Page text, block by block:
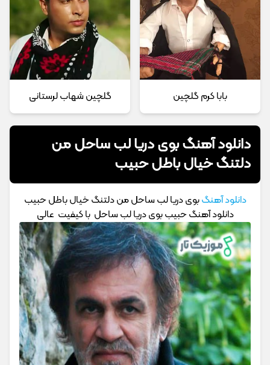
بابا کرم گلچین گلچین شهاب لرستانی
دانلود آهنگ بوی دریا لب ساحل من
دلتنگ خیال باطل حبیب
دانلود آهنگبوی دریا لب ساحل من دلتنگ خیال باطل حبیب
دانلود آهنگ حبیب بوی دریا لب ساحل با کیفیت عالی